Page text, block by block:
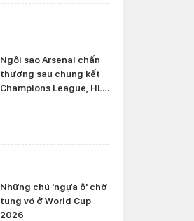
Ngôi sao Arsenal chấn
thương sau chung kết
Champions League, HLV
Những chú 'ngựa ô' chờ
tung vó ở World Cup
2026